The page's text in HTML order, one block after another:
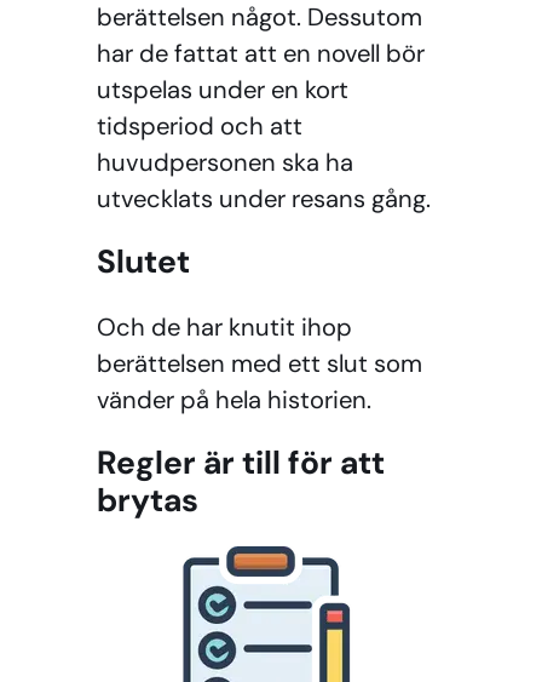
berättelsen något. Dessutom
har de fattat att en novell bör
utspelas under en kort
tidsperiod och att
huvudpersonen ska ha
utvecklats under resans gång.
Slutet
Och de har knutit ihop
berättelsen med ett slut som
vänder på hela historien.
Regler är till för att
brytas